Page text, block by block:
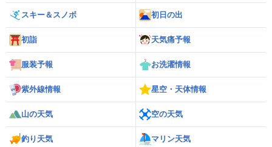
スキー＆スノボ 初日の出
初詣 天気痛予報
服装予報 お洗濯情報
紫外線情報 星空・天体情報
山の天気 空の天気
釣り天気 マリン天気